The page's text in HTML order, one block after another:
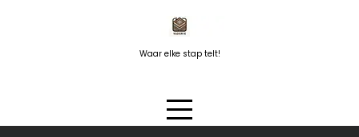
Waar elke stap telt!